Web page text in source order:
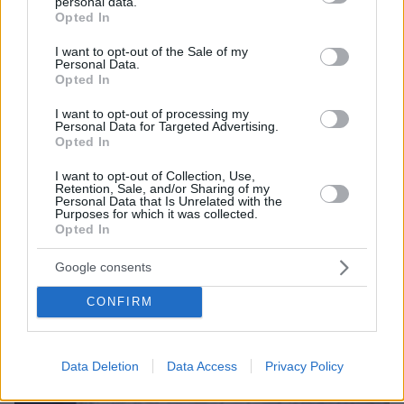
grant or deny consent to Google and its third-party tags to
use your data for below specified purposes in below Google
consent section.
Opted In
I want to opt-out of the Sale of my
Personal Data.
Opted In
I want to opt-out of processing my
Personal Data for Targeted Advertising.
Opted In
I want to opt-out of Collection, Use,
Retention, Sale, and/or Sharing of my
Personal Data that Is Unrelated with the
Purposes for which it was collected.
Opted In
Google consents
CONFIRM
Data Deletion Data Access Privacy Policy
ΤΑ ΠΙΟ ΔΗΜΟΦΙΛΗ